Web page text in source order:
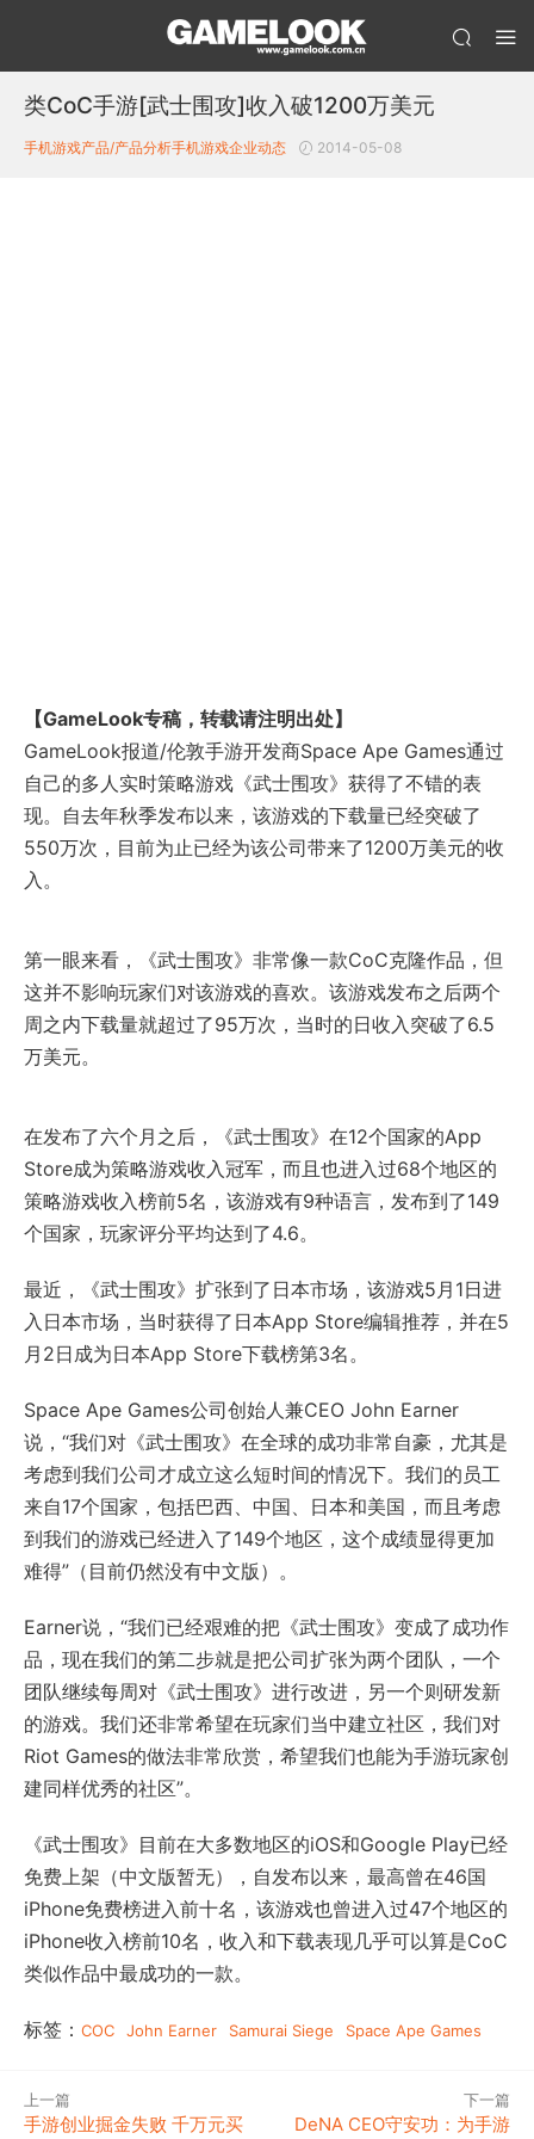
类CoC手游[武士围攻]收入破1200万美元
手机游戏产品/产品分析手机游戏企业动态 2014-05-08
【GameLook专稿，转载请注明出处】
GameLook报道/伦敦手游开发商Space Ape Games通过
自己的多人实时策略游戏《武士围攻》获得了不错的表
现。自去年秋季发布以来，该游戏的下载量已经突破了
550万次，目前为止已经为该公司带来了1200万美元的收
入。
第一眼来看，《武士围攻》非常像一款CoC克隆作品，但
这并不影响玩家们对该游戏的喜欢。该游戏发布之后两个
周之内下载量就超过了95万次，当时的日收入突破了6.5
万美元。
在发布了六个月之后，《武士围攻》在12个国家的App
Store成为策略游戏收入冠军，而且也进入过68个地区的
策略游戏收入榜前5名，该游戏有9种语言，发布到了149
个国家，玩家评分平均达到了4.6。
最近，《武士围攻》扩张到了日本市场，该游戏5月1日进
入日本市场，当时获得了日本App Store编辑推荐，并在5
月2日成为日本App Store下载榜第3名。
Space Ape Games公司创始人兼CEO John Earner
说，“我们对《武士围攻》在全球的成功非常自豪，尤其是
考虑到我们公司才成立这么短时间的情况下。我们的员工
来自17个国家，包括巴西、中国、日本和美国，而且考虑
到我们的游戏已经进入了149个地区，这个成绩显得更加
难得”（目前仍然没有中文版）。
Earner说，“我们已经艰难的把《武士围攻》变成了成功作
品，现在我们的第二步就是把公司扩张为两个团队，一个
团队继续每周对《武士围攻》进行改进，另一个则研发新
的游戏。我们还非常希望在玩家们当中建立社区，我们对
Riot Games的做法非常欣赏，希望我们也能为手游玩家创
建同样优秀的社区”。
《武士围攻》目前在大多数地区的iOS和Google Play已经
免费上架（中文版暂无），自发布以来，最高曾在46国
iPhone免费榜进入前十名，该游戏也曾进入过47个地区的
iPhone收入榜前10名，收入和下载表现几乎可以算是CoC
类似作品中最成功的一款。
标签： COC John Earner Samurai Siege Space Ape Games
上一篇
手游创业掘金失败 千万元买
下一篇
DeNA CEO守安功：为手游